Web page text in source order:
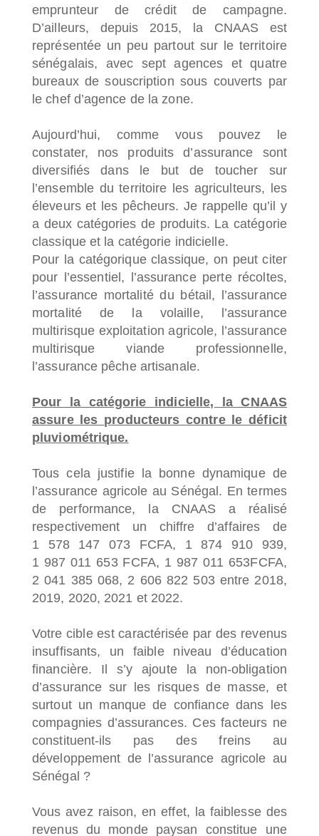
emprunteur de crédit de campagne.
D’ailleurs, depuis 2015, la CNAAS est
représentée un peu partout sur le territoire
sénégalais, avec sept agences et quatre
bureaux de souscription sous couverts par
le chef d’agence de la zone.
Aujourd’hui, comme vous pouvez le
constater, nos produits d’assurance sont
diversifiés dans le but de toucher sur
l’ensemble du territoire les agriculteurs, les
éleveurs et les pêcheurs. Je rappelle qu’il y
a deux catégories de produits. La catégorie
classique et la catégorie indicielle.
Pour la catégorique classique, on peut citer
pour l’essentiel, l’assurance perte récoltes,
l’assurance mortalité du bétail, l’assurance
mortalité de la volaille, l’assurance
multirisque exploitation agricole, l’assurance
multirisque viande professionnelle,
l’assurance pêche artisanale.
Pour la catégorie indicielle, la CNAAS
assure les producteurs contre le déficit
pluviométrique.
Tous cela justifie la bonne dynamique de
l’assurance agricole au Sénégal. En termes
de performance, la CNAAS a réalisé
respectivement un chiffre d’affaires de
1 578 147 073 FCFA, 1 874 910 939,
1 987 011 653 FCFA, 1 987 011 653FCFA,
2 041 385 068, 2 606 822 503 entre 2018,
2019, 2020, 2021 et 2022.
Votre cible est caractérisée par des revenus
insuffisants, un faible niveau d’éducation
financière. Il s’y ajoute la non-obligation
d’assurance sur les risques de masse, et
surtout un manque de confiance dans les
compagnies d’assurances. Ces facteurs ne
constituent-ils pas des freins au
développement de l’assurance agricole au
Sénégal ?
Vous avez raison, en effet, la faiblesse des
revenus du monde paysan constitue une